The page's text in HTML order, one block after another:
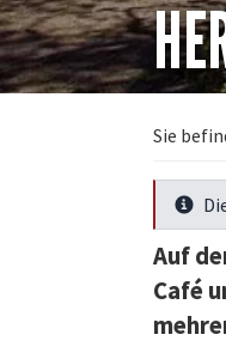
Sie
Auf
Café